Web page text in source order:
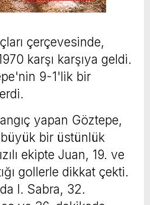
çerçevesinde,
karşı karşıya geldi.
9-1'lik bir
yapan Göztepe,
bir üstünlük
ekipte Juan, 19. ve
gollerle dikkat çekti.
I. Sabra, 32.